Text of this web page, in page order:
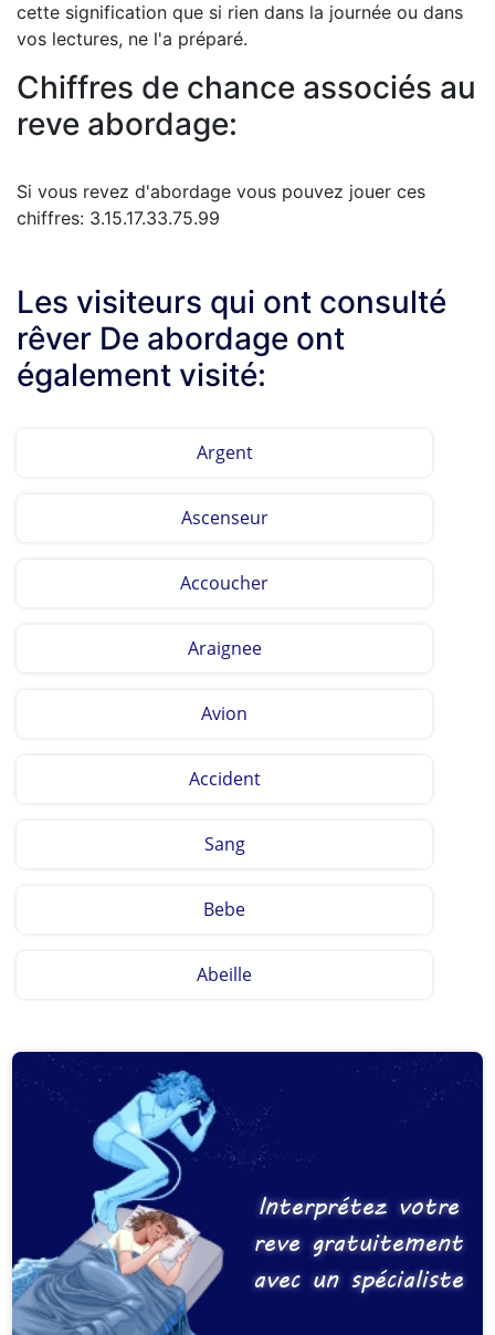
cette signification que si rien dans la journée ou dans
vos lectures, ne l'a préparé.
Chiffres de chance associés au
reve abordage:
Si vous revez d'abordage vous pouvez jouer ces
chiffres: 3.15.17.33.75.99
Les visiteurs qui ont consulté
rêver De abordage ont
également visité:
Argent
Ascenseur
Accoucher
Araignee
Avion
Accident
Sang
Bebe
Abeille
Interprétez votre
reve gratuitement
avec un spécialiste